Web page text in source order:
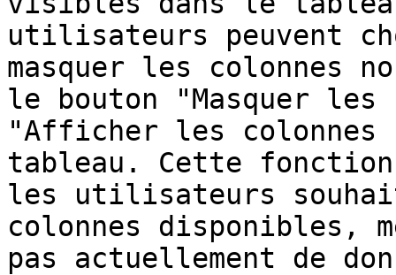
utilisateurs peuvent
masquer les colonnes
le bouton "Masquer les
"Afficher les colonnes
tableau. Cette
les utilisateurs
colonnes disponibles,
pas actuellement de